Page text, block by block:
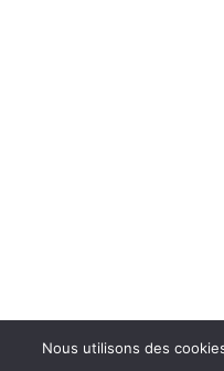
Nous utilisons des